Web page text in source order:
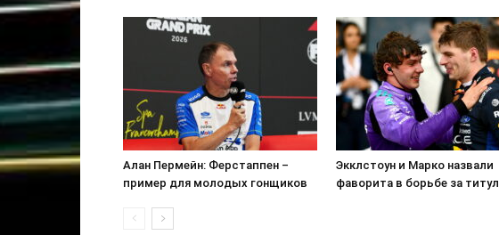
Алан Пермейн: Ферстаппен –
пример для молодых гонщиков
Экклстоун и Марко назвали
фаворита в борьбе за титул